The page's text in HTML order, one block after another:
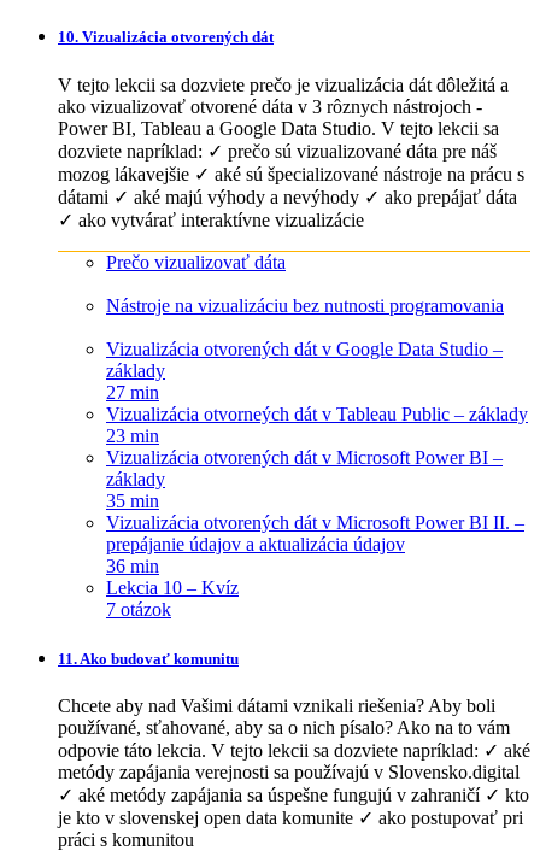
10. Vizualizácia otvorených dát
V tejto lekcii sa dozviete prečo je vizualizácia dát dôležitá a
ako vizualizovať otvorené dáta v 3 rôznych nástrojoch -
Power BI, Tableau a Google Data Studio. V tejto lekcii sa
dozviete napríklad: ✓ prečo sú vizualizované dáta pre náš
mozog lákavejšie ✓ aké sú špecializované nástroje na prácu s
dátami ✓ aké majú výhody a nevýhody ✓ ako prepájať dáta
✓ ako vytvárať interaktívne vizualizácie
Prečo vizualizovať dáta
Nástroje na vizualizáciu bez nutnosti programovania
Vizualizácia otvorených dát v Google Data Studio –
základy
27 min
Vizualizácia otvorneých dát v Tableau Public – základy
23 min
Vizualizácia otvorených dát v Microsoft Power BI –
základy
35 min
Vizualizácia otvorených dát v Microsoft Power BI II. –
prepájanie údajov a aktualizácia údajov
36 min
Lekcia 10 – Kvíz
7 otázok
11. Ako budovať komunitu
Chcete aby nad Vašimi dátami vznikali riešenia? Aby boli
používané, sťahované, aby sa o nich písalo? Ako na to vám
odpovie táto lekcia. V tejto lekcii sa dozviete napríklad: ✓ aké
metódy zapájania verejnosti sa používajú v Slovensko.digital
✓ aké metódy zapájania sa úspešne fungujú v zahraničí ✓ kto
je kto v slovenskej open data komunite ✓ ako postupovať pri
práci s komunitou